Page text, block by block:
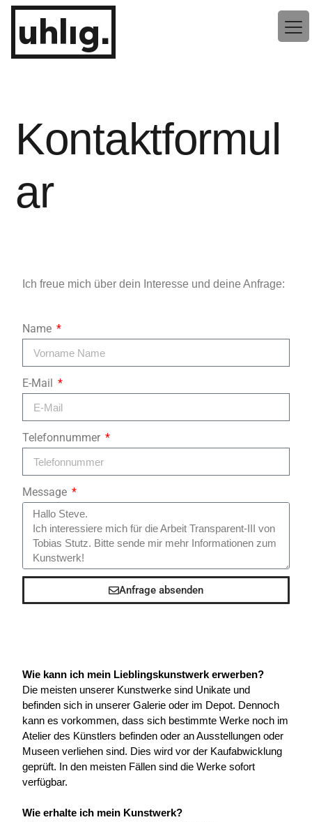
uhlig.
Kontaktformul
ar
Ich freue mich über dein Interesse und deine Anfrage:
Name
E-Mail
Telefonnummer
Message
Anfrage absenden
Wie kann ich mein Lieblingskunstwerk erwerben?
Die meisten unserer Kunstwerke sind Unikate und
befinden sich in unserer Galerie oder im Depot. Dennoch
kann es vorkommen, dass sich bestimmte Werke noch im
Atelier des Künstlers befinden oder an Ausstellungen oder
Museen verliehen sind. Dies wird vor der Kaufabwicklung
geprüft. In den meisten Fällen sind die Werke sofort
verfügbar.
Wie erhalte ich mein Kunstwerk?